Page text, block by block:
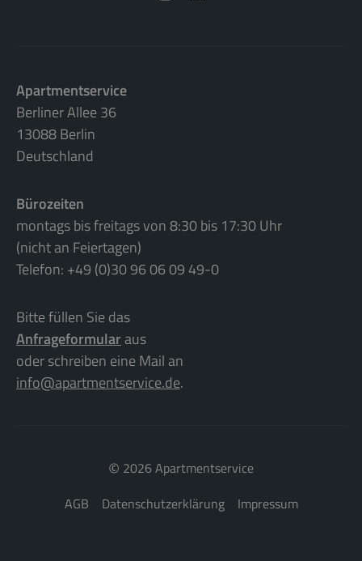
Apartmentservice
Berliner Allee 36
13088 Berlin
Deutschland
Bürozeiten
montags bis freitags von 8:30 bis 17:30 Uhr
(nicht an Feiertagen)
Telefon: +49 (0)30 96 06 09 49-0
Bitte füllen Sie das
Anfrageformularaus
oder schreiben eine Mail an
info@apartmentservice.de.
© 2026 Apartmentservice
AGB
Datenschutzerklärung Impressum